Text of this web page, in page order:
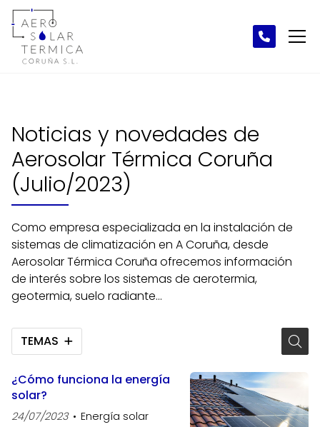
Noticias y novedades de
Aerosolar Térmica Coruña
(Julio/2023)
Como empresa especializada en la instalación de
sistemas de climatización en A Coruña, desde
Aerosolar Térmica Coruña ofrecemos información
de interés sobre los sistemas de aerotermia,
geotermia, suelo radiante...
TEMAS
¿Cómo funciona la energía
solar?
24/07/2023 Energía solar